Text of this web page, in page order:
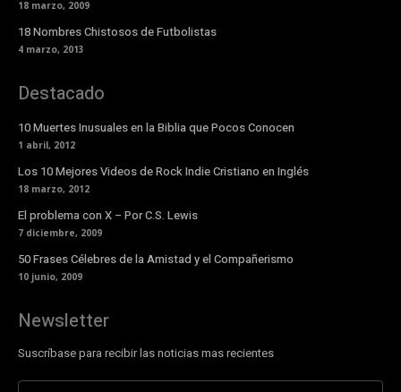
18 marzo, 2009
18 Nombres Chistosos de Futbolistas
4 marzo, 2013
Destacado
10 Muertes Inusuales en la Biblia que Pocos Conocen
1 abril, 2012
Los 10 Mejores Videos de Rock Indie Cristiano en Inglés
18 marzo, 2012
El problema con X – Por C.S. Lewis
7 diciembre, 2009
50 Frases Célebres de la Amistad y el Compañerismo
10 junio, 2009
Newsletter
Suscríbase para recibir las noticias mas recientes